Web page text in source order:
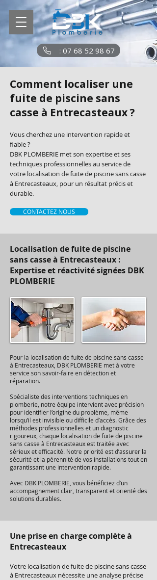
: 07 68 52 98 67
Comment localiser une
fuite de piscine sans
casse à Entrecasteaux ?
Vous cherchez une intervention rapide et
fiable ?
DBK PLOMBERIE met son expertise et ses
techniques professionnelles au service de
votre localisation de fuite de piscine sans casse
à Entrecasteaux, pour un résultat précis et
durable.
CONTACTEZ NOUS
Localisation de fuite de piscine
sans casse à Entrecasteaux :
Expertise et réactivité signées DBK
PLOMBERIE
Pour la localisation de fuite de piscine sans casse
à Entrecasteaux, DBK PLOMBERIE met à votre
service son savoir-faire en détection et
réparation.
Spécialiste des interventions techniques en
plomberie, notre équipe intervient avec précision
pour identifier l’origine du problème, même
lorsqu’il est invisible ou difficile d’accès. Grâce des
méthodes professionnelles et un diagnostic
rigoureux, chaque localisation de fuite de piscine
sans casse à Entrecasteaux est traitée avec
sérieux et efficacité. Notre priorité est d’assurer la
sécurité et la pérennité de vos installations tout en
garantissant une intervention rapide.
Avec DBK PLOMBERIE, vous bénéficiez d’un
accompagnement clair, transparent et orienté des
solutions durables.
Une prise en charge complète à
Entrecasteaux
Votre localisation de fuite de piscine sans casse
à Entrecasteaux nécessite une analyse précise